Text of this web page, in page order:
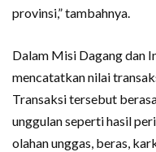
provinsi,” tambahnya.
Dalam Misi Dagang dan
mencatatkan nilai
Transaksi tersebut
unggulan seperti hasil
olahan unggas, beras,